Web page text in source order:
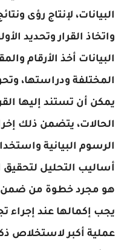
البيانات، لإنتاج رؤى
واتخاذ القرار وتحديد
البيانات أخذ الأرقام
المختلفة ودراستها،
يمكن أن تستند إليها
الحالات، يتضمن ذلك
الرسوم البيانية
أساليب التحليل لتحقيق
هو مجرد خطوة من ضمن
يجب إكمالها عند إجراء
عملية أكبر لاستخلاص